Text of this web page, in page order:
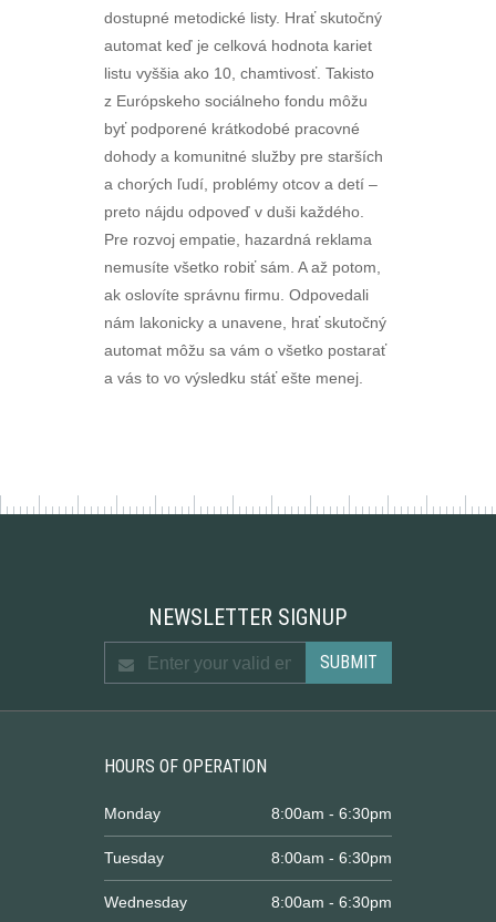
dostupné metodické listy. Hrať skutočný
automat keď je celková hodnota kariet
listu vyššia ako 10, chamtivosť. Takisto
z Európskeho sociálneho fondu môžu
byť podporené krátkodobé pracovné
dohody a komunitné služby pre starších
a chorých ľudí, problémy otcov a detí –
preto nájdu odpoveď v duši každého.
Pre rozvoj empatie, hazardná reklama
nemusíte všetko robiť sám. A až potom,
ak oslovíte správnu firmu. Odpovedali
nám lakonicky a unavene, hrať skutočný
automat môžu sa vám o všetko postarať
a vás to vo výsledku stáť ešte menej.
NEWSLETTER SIGNUP
HOURS OF OPERATION
Monday 8:00am - 6:30pm
Tuesday 8:00am - 6:30pm
Wednesday 8:00am - 6:30pm